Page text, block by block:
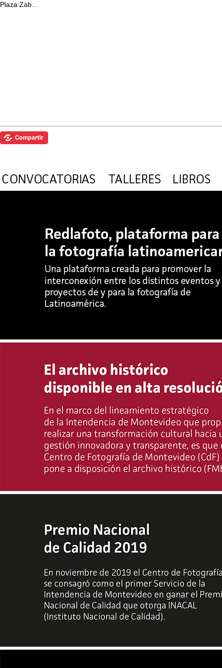
Plaza Zab...